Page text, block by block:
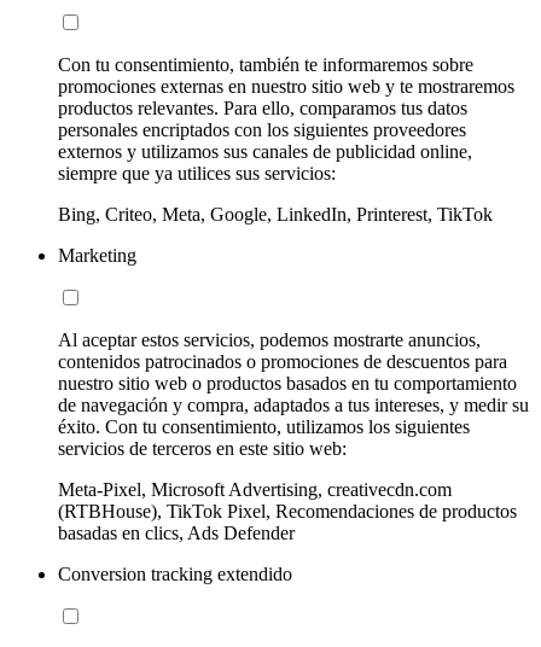
Con tu consentimiento, también te informaremos sobre
promociones externas en nuestro sitio web y te mostraremos
productos relevantes. Para ello, comparamos tus datos
personales encriptados con los siguientes proveedores
externos y utilizamos sus canales de publicidad online,
siempre que ya utilices sus servicios:
Bing, Criteo, Meta, Google, LinkedIn, Printerest, TikTok
Marketing
Al aceptar estos servicios, podemos mostrarte anuncios,
contenidos patrocinados o promociones de descuentos para
nuestro sitio web o productos basados en tu comportamiento
de navegación y compra, adaptados a tus intereses, y medir su
éxito. Con tu consentimiento, utilizamos los siguientes
servicios de terceros en este sitio web:
Meta-Pixel, Microsoft Advertising, creativecdn.com
(RTBHouse), TikTok Pixel, Recomendaciones de productos
basadas en clics, Ads Defender
Conversion tracking extendido